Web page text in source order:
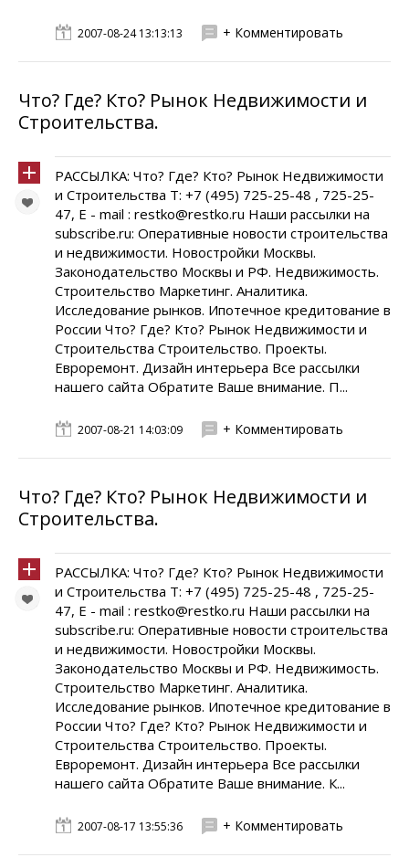
2007-08-24 13:13:13 + Комментировать
Что? Где? Кто? Рынок Недвижимости и
Строительства.
РАССЫЛКА: Что? Где? Кто? Рынок Недвижимости
и Строительства Т: +7 (495) 725-25-48 , 725-25-
47, E - mail : restko@restko.ru Наши рассылки на
subscribe.ru: Оперативные новости строительства
и недвижимости. Новостройки Москвы.
Законодательство Москвы и РФ. Недвижимость.
Строительство Маркетинг. Аналитика.
Исследование рынков. Ипотечное кредитование в
России Что? Где? Кто? Рынок Недвижимости и
Строительства Cтроительство. Проекты.
Евроремонт. Дизайн интерьера Все рассылки
нашего сайта Обратите Ваше внимание. П...
2007-08-21 14:03:09 + Комментировать
Что? Где? Кто? Рынок Недвижимости и
Строительства.
РАССЫЛКА: Что? Где? Кто? Рынок Недвижимости
и Строительства Т: +7 (495) 725-25-48 , 725-25-
47, E - mail : restko@restko.ru Наши рассылки на
subscribe.ru: Оперативные новости строительства
и недвижимости. Новостройки Москвы.
Законодательство Москвы и РФ. Недвижимость.
Строительство Маркетинг. Аналитика.
Исследование рынков. Ипотечное кредитование в
России Что? Где? Кто? Рынок Недвижимости и
Строительства Cтроительство. Проекты.
Евроремонт. Дизайн интерьера Все рассылки
нашего сайта Обратите Ваше внимание. К...
2007-08-17 13:55:36 + Комментировать